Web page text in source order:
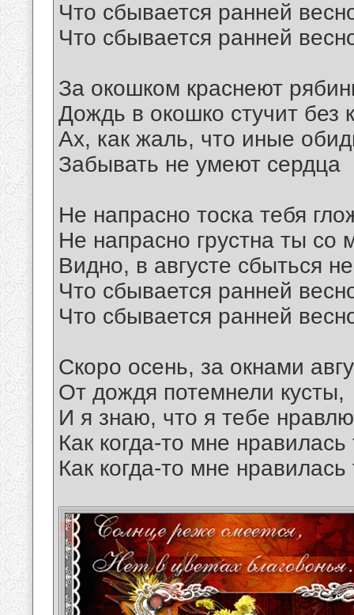
Что сбывается ранней
Что сбывается ранней
За окошком краснеют
Дождь в окошко стучит без
Ах, как жаль, что иные
Забывать не умеют сердца
Не напрасно тоска тебя
Не напрасно грустна ты со
Видно, в августе сбыться
Что сбывается ранней
Что сбывается ранней
Скоро осень, за окнами
От дождя потемнели кусты,
И я знаю, что я тебе
Как когда-то мне нравилась
Как когда-то мне нравилась